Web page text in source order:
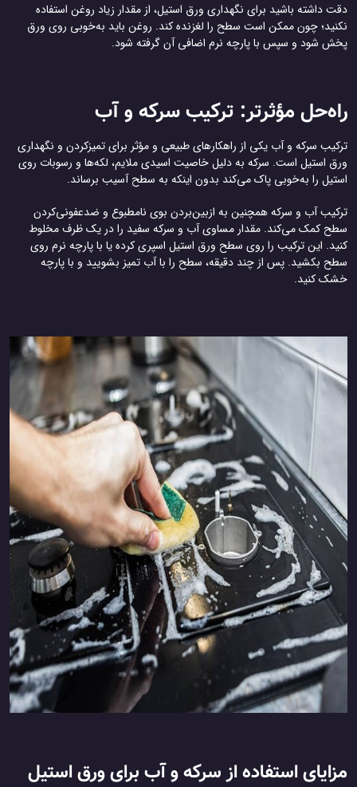
دقت داشته باشید برای نگهداری ورق استیل، از مقدار زیاد روغن استفاده
نکنید؛ چون ممکن است سطح را لغزنده کند. روغن باید به‌خوبی روی ورق
پخش شود و سپس با پارچه نرم اضافی آن گرفته شود.
راه‌حل مؤثرتر: ترکیب سرکه و آب
ترکیب سرکه و آب یکی از راهکارهای طبیعی و مؤثر برای تمیزکردن و نگهداری
ورق استیل است. سرکه به دلیل خاصیت اسیدی ملایم، لکه‌ها و رسوبات روی
استیل را به‌خوبی پاک می‌کند بدون اینکه به سطح آسیب برساند.
ترکیب آب و سرکه همچنین به ازبین‌بردن بوی نامطبوع و ضدعفونی‌کردن
سطح کمک می‌کند. مقدار مساوی آب و سرکه سفید را در یک ظرف مخلوط
کنید. این ترکیب را روی سطح ورق استیل اسپری کرده یا با پارچه نرم روی
سطح بکشید. پس از چند دقیقه، سطح را با آب تمیز بشویید و با پارچه
خشک کنید.
مزایای استفاده از سرکه و آب برای ورق استیل